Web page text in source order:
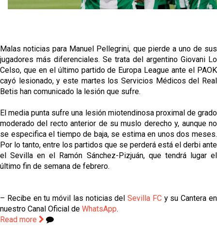
Banquillos confirmados: así queda la cantera del
Sevilla Femenino para la 2026/27
Celta y Rayo agitan el mercado de La Liga
Previa | El Sevilla FC cierra la pretemporada con el
exigente choque ante el Bayer Leverkusen
Malas noticias para Manuel Pellegrini, que pierde a uno de sus
jugadores más diferenciales. Se trata del argentino Giovani Lo
Celso, que en el último partido de Europa League ante el PAOK
cayó lesionado, y este martes los Servicios Médicos del Real
Betis han comunicado la lesión que sufre.
El media punta sufre una lesión miotendinosa proximal de grado
moderado del recto anterior de su muslo derecho y, aunque no
se especifica el tiempo de baja, se estima en unos dos meses.
Por lo tanto, entre los partidos que se perderá está el derbi ante
el Sevilla en el Ramón Sánchez-Pizjuán, que tendrá lugar el
último fin de semana de febrero.
– Recibe en tu móvil las noticias delSevilla FCy su Cantera en
nuestro Canal Oficial de WhatsApp.
Read more